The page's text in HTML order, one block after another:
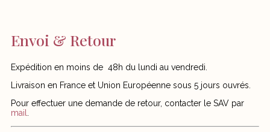
Envoi & Retour
Expédition en moins de 48h du lundi au vendredi.
Livraison en France et Union Européenne sous 5 jours ouvrés.
Pour effectuer une demande de retour, contacter le SAV par
mail